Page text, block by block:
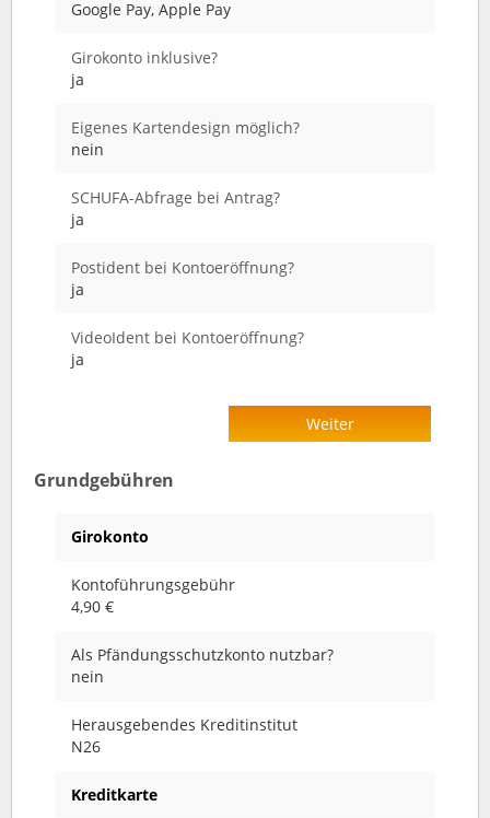
Google Pay, Apple Pay
Girokonto inklusive?
ja
Eigenes Kartendesign möglich?
nein
SCHUFA-Abfrage bei Antrag?
ja
Postident bei Kontoeröffnung?
ja
VideoIdent bei Kontoeröffnung?
ja
Weiter
Grundgebühren
Girokonto
Kontoführungsgebühr
4,90 €
Als Pfändungsschutzkonto nutzbar?
nein
Herausgebendes Kreditinstitut
N26
Kreditkarte